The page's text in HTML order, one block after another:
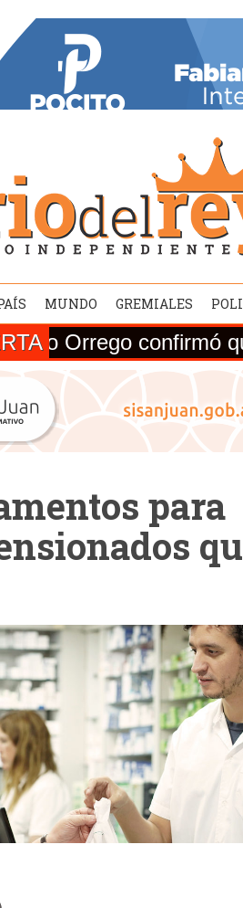
MUNDO GREMIALES
confirmó que la
para
La Cámara
presentó
Juan
Lucía